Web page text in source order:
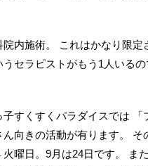
院内施術。 これはかなり限定
セラピストがもう1人いるの
子すくすくパラダイスでは 「
向きの活動が有ります。 そ
曜日。9月は24日です。 ま